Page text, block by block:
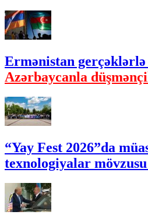
Ermənistan gerçəklərlə
Azərbaycanla
“Yay Fest 2026”da
texnologiyalar